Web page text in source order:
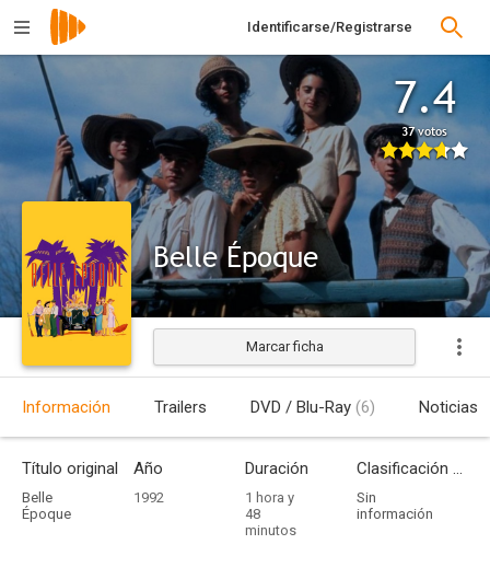
Identificarse/Registrarse
7.4
37 votos
Belle Époque
Estrenada
Marcar ficha
Información Trailers DVD / Blu-Ray (6) Noticias
Título original
Belle
Époque
Año
1992
Duración
1 hora y
48
minutos
Clasificación por edades
Sin
información